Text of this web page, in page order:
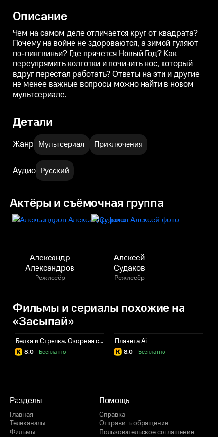
эти и другие не менее важные
вопросы можно найти в новом
мультсериале.
мультсериале.
Описание
Чем на самом деле отличается круг от квадрата?
Почему на войне не здороваются, а зимой гуляют
по-пингвиньи? Где прячется Новый Год? Как
переупрямить колготки и починить нос, который
вдруг перестал работать? Ответы на эти и другие
не менее важные вопросы можно найти в новом
мультсериале.
Детали
Жанр Мультсериал Приключения
Аудио Русский
Актёры и съёмочная группа
Александр
Александров
Режиссёр
Алексей
Судаков
Режиссёр
Фильмы и сериалы похожие на
«Засыпай»
Белка и Стрелка. Озорная семейка
8.0 Бесплатно
·
Планета Ai
8.0 Бесплатно
·
Разделы
Главная
Телеканалы
Фильмы
Помощь
Справка
Отправить обращение
Пользовательское соглашение